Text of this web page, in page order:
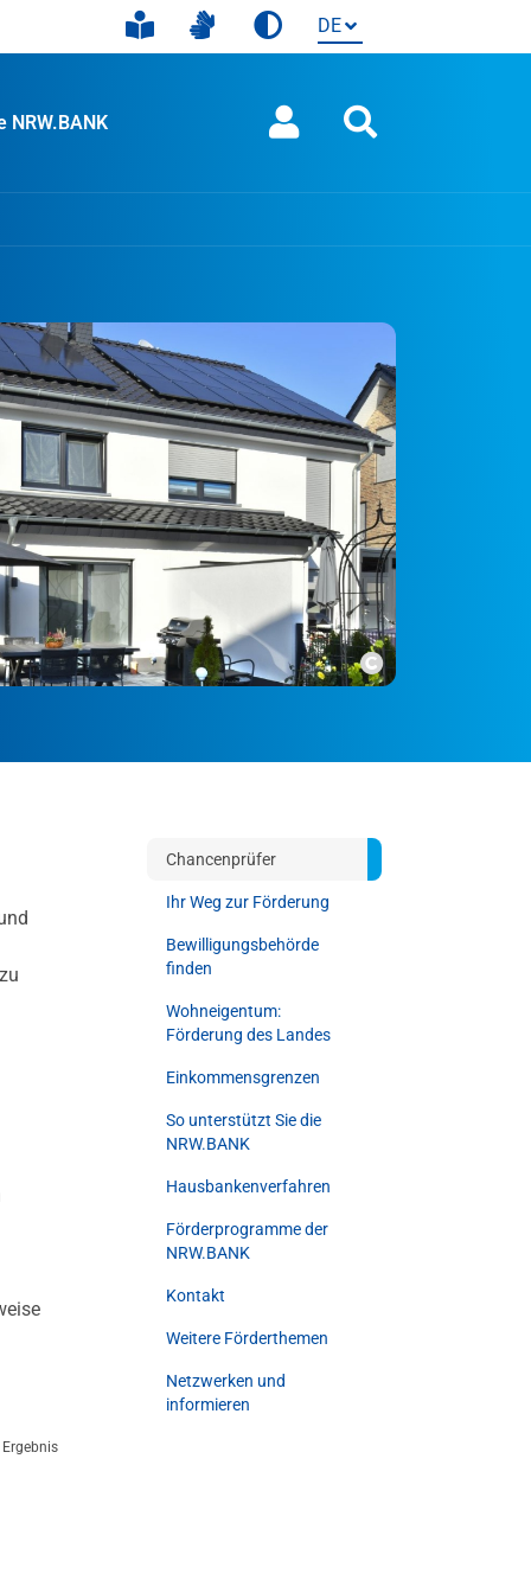
NRW.BANK
Copyright
Ergebnis
4 von 3
Chancenprüfer
Ihr Weg zur Förderung
Bewilligungsbehörde
finden
Wohneigentum:
Förderung des Landes
Einkommensgrenzen
So unterstützt Sie die
NRW.BANK
Hausbankenverfahren
Förderprogramme der
NRW.BANK
Kontakt
Weitere Förderthemen
Netzwerken und
informieren